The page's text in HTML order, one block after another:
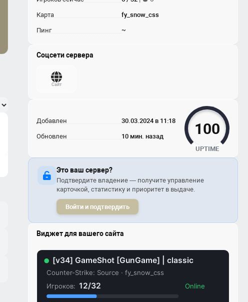
Карта fy_snow_css
Пинг ~
Соцсети сервера
Сайт
Добавлен 30.03.2024 в 11:18
Обновлен 10 мин. назад 100
UPTIME
Это ваш сервер?
Подтвердите владение — получите управление
карточкой, статистику и приоритет в выдаче.
Войти и подтвердить
Виджет для вашего сайта